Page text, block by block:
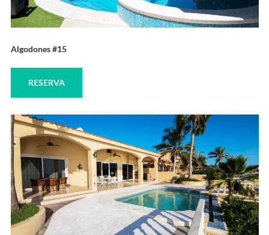
Algodones #15
RESERVA